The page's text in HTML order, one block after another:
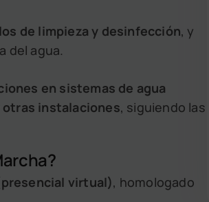
de limpieza y desinfección, y
del agua.
en sistemas de agua
instalaciones, siguiendo las
virtual), homologado